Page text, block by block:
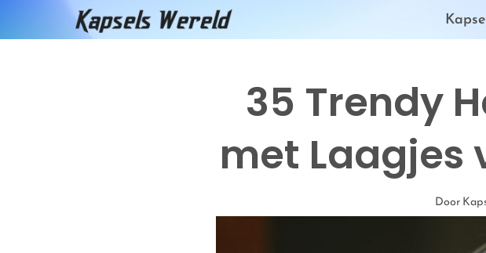
naar
35 Trendy
met Laagjes
Door